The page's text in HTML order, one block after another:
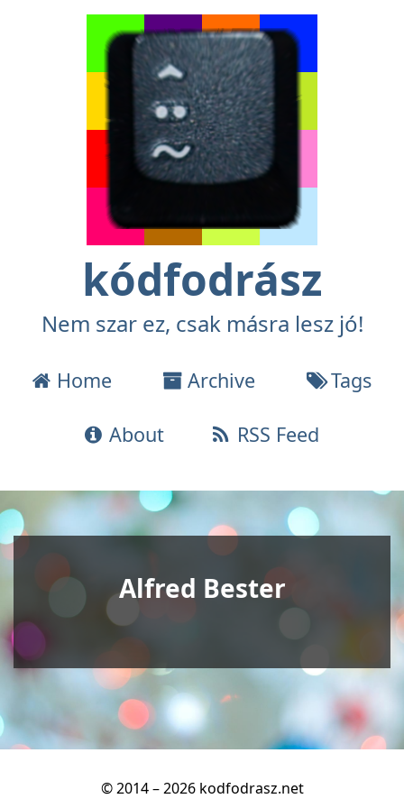
kódfodrász
Nem szar ez, csak másra lesz jó!
Home Archive Tags
About RSS Feed
Alfred Bester
© 2014 – 2026 kodfodrasz.net